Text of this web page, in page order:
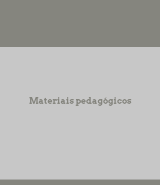
Materiais pedagógicos